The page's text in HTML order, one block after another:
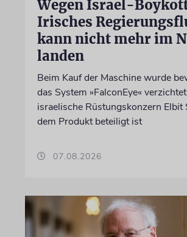
Wegen Israel-
Irisches
kann nicht mehr im
landen
Beim Kauf der Maschine wurde
das System »FalconEye«
israelische Rüstungskonzern Elbit
dem Produkt beteiligt ist
07.08.2026